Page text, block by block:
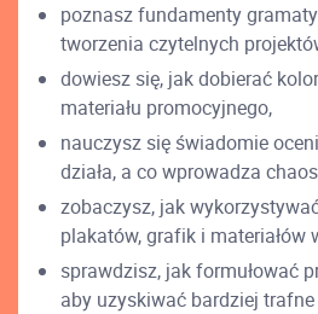
poznasz fundamenty
tworzenia czytelnych
dowiesz się, jak dobierać
materiału promocyjnego,
nauczysz się świadomie
działa, a co wprowadza
zobaczysz, jak
plakatów, grafik i materiałów
sprawdzisz, jak formułować
aby uzyskiwać bardziej trafne